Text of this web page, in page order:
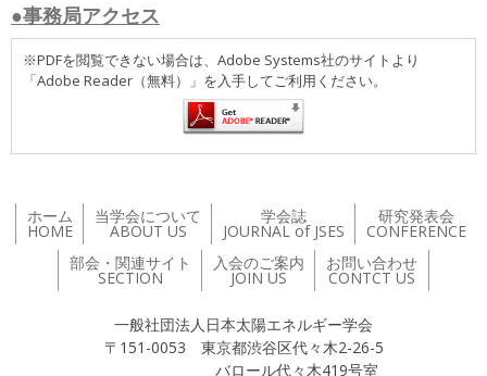
●事務局アクセス
※PDFを閲覧できない場合は、Adobe Systems社のサイトより
「Adobe Reader（無料）」を入手してご利用ください。
ホーム
HOME
当学会について
ABOUT US
学会誌
JOURNAL of JSES
研究発表会
CONFERENCE
部会・関連サイト
SECTION
入会のご案内
JOIN US
お問い合わせ
CONTCT US
一般社団法人日本太陽エネルギー学会
〒151-0053 東京都渋谷区代々木2-26-5
バロール代々木419号室